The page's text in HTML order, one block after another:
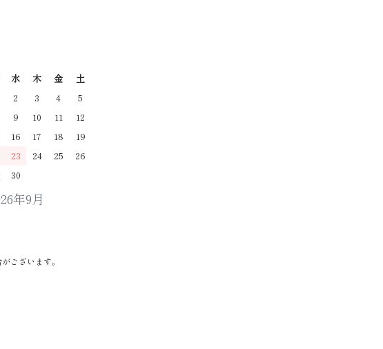
年9月
水 木 金
土
2 3 4
5
9 10 11
12
16 17 18
19
23 24 25
26
30
ございます。